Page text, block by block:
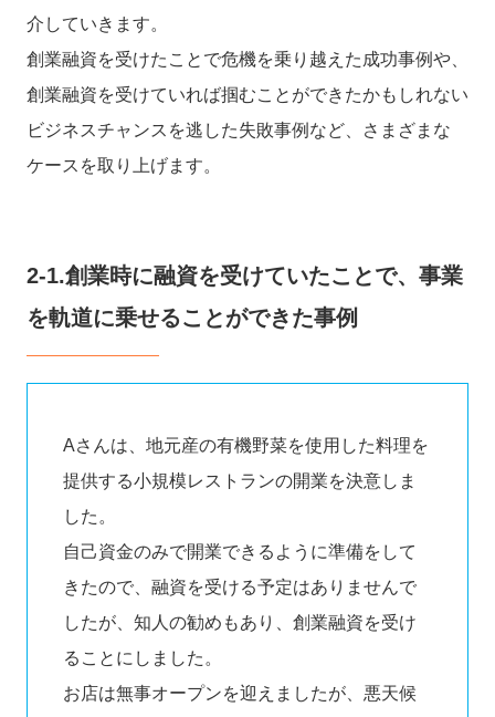
介していきます。
創業融資を受けたことで危機を乗り越えた成功事例や、
創業融資を受けていれば掴むことができたかもしれない
ビジネスチャンスを逃した失敗事例など、さまざまな
ケースを取り上げます。
2-1.創業時に融資を受けていたことで、事業
を軌道に乗せることができた事例
Aさんは、地元産の有機野菜を使用した料理を
提供する小規模レストランの開業を決意しま
した。
自己資金のみで開業できるように準備をして
きたので、融資を受ける予定はありませんで
したが、知人の勧めもあり、創業融資を受け
ることにしました。
お店は無事オープンを迎えましたが、悪天候